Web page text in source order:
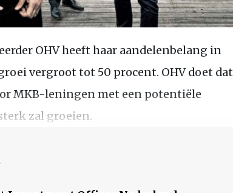
OHV heeft haar aandelenbelang in
vergroot tot 50 procent. OHV doet dat
MKB-leningen met een potentiële
zal groeien.